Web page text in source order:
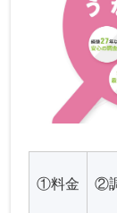
①料金 ②